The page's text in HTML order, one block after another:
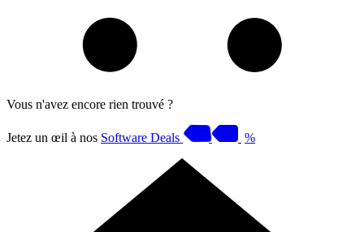
Vous n'avez encore rien trouvé ?
Jetez un œil à nos Software Deals %